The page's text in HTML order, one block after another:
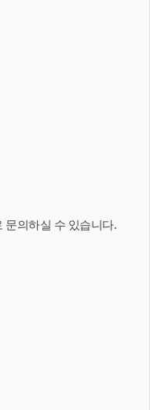
문의하실 수 있습니다.